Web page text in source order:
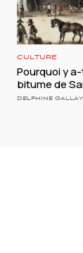
CULTURE
Pourquoi y
bitume de
DELPHINE GALLAY